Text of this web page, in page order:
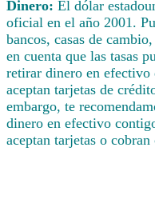
Dinero: El dólar
oficial en el año 2001.
bancos, casas de
en cuenta que las tasas
retirar dinero en efectivo
aceptan tarjetas de
embargo, te
dinero en efectivo
aceptan tarjetas o